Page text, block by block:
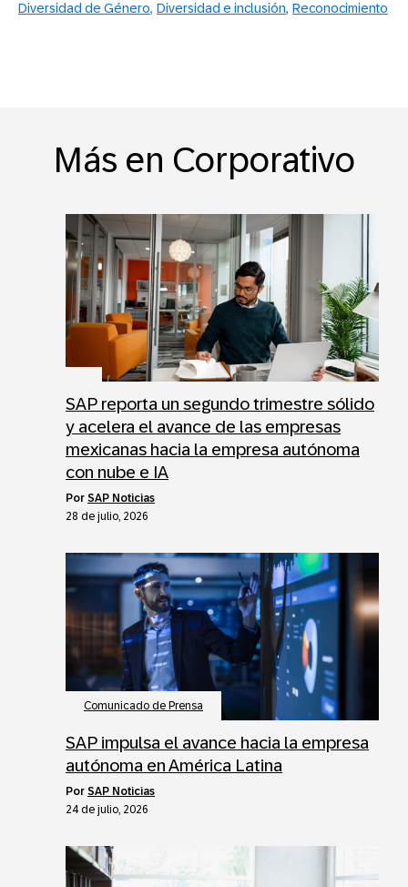
Diversidad de Género Diversidad e inclusión Reconocimiento
Más en Corporativo
SAP reporta un segundo trimestre sólido
y acelera el avance de las empresas
mexicanas hacia la empresa autónoma
con nube e IA
por SAP Noticias
28 de julio, 2026
Comunicado de Prensa
SAP impulsa el avance hacia la empresa
autónoma en América Latina
por SAP Noticias
24 de julio, 2026